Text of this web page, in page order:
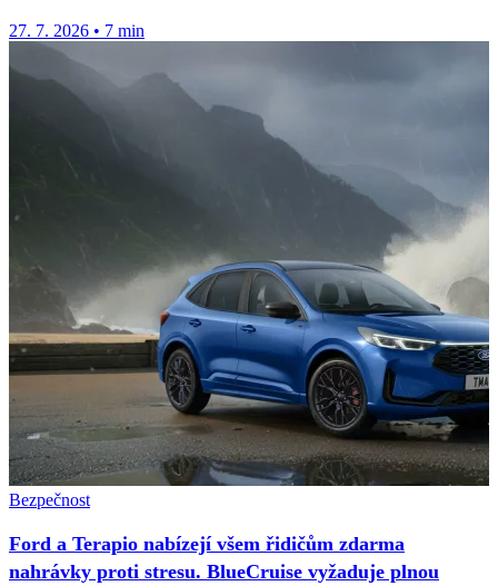
27. 7. 2026 • 7 min
Bezpečnost
Ford a Terapio nabízejí všem řidičům zdarma
nahrávky proti stresu. BlueCruise vyžaduje plnou